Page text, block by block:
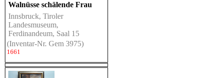
Walnüsse schälende Frau
Innsbruck, Tiroler
Landesmuseum,
Ferdinandeum, Saal 15
(Inventar-Nr. Gem 3975)
1661